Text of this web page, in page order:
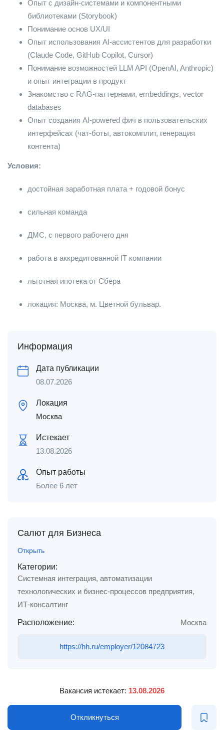
Опыт с дизайн-системами и компонентными
библиотеками (Storybook)
Понимание основ UX/UI
Опыт использования AI-ассистентов для разработки
(Claude Code, GitHub Copilot, Cursor)
Понимание возможностей LLM API (OpenAI, Anthropic)
и опыт интеграции в продукт
Знакомство с RAG-паттернами, embeddings, vector
databases
Опыт создания AI-powered фич в пользовательских
интерфейсах (чат-боты, автокомплит, генерация
контента)
Условия:
достойная заработная плата + годовой бонус
сильная команда
ДМС, с первого рабочего дня
работа в аккредитованной IT компании
льготная ипотека от Сбера
локация: Москва, м. Цветной бульвар.
Информация
Дата публикации
08.07.2026
Локация
Москва
Истекает
13.08.2026
Опыт работы
Более 6 лет
Салют для Бизнеса
Открыть
Категории:
Системная интеграция, автоматизации
технологических и бизнес-процессов предприятия,
ИТ-консалтинг
Расположение: Москва
https://hh.ru/employer/12084723
Вакансия истекает: 13.08.2026
Откликнуться